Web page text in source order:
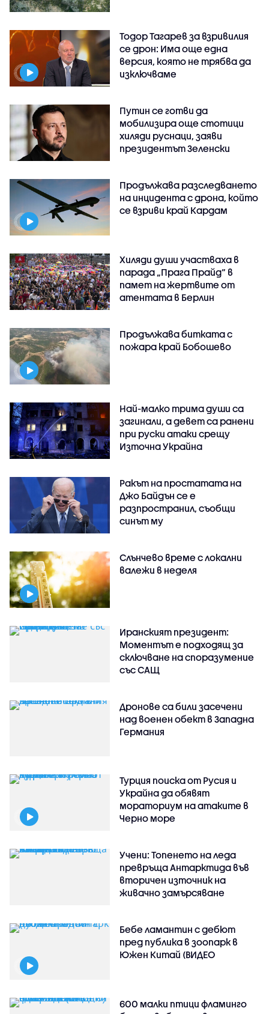
Тодор Тагарев за взривилия
се дрон: Има още една
версия, която не трябва да
изключваме
Путин се готви да
мобилизира още стотици
хиляди руснаци, заяви
президентът Зеленски
Продължава разследването
на инцидента с дрона, който
се взриви край Кардам
Хиляди души участваха в
парада „Прага Прайд“ в
памет на жертвите от
атентата в Берлин
Продължава битката с
пожара край Бобошево
Най-малко трима души са
загинали, а девет са ранени
при руски атаки срещу
Източна Украйна
Ракът на простатата на
Джо Байдън се е
разпространил, съобщи
синът му
Слънчево време с локални
валежи в неделя
Иранският президент:
Моментът е подходящ за
сключване на споразумение
със САЩ
Дронове са били засечени
над военен обект в Западна
Германия
Турция поиска от Русия и
Украйна да обявят
мораториум на атаките в
Черно море
Учени: Топенето на леда
превръща Антарктида във
вторичен източник на
живачно замърсяване
Бебе ламантин с дебют
пред публика в зоопарк в
Южен Китай (ВИДЕО
600 малки птици фламинго